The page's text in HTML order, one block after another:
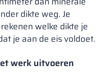
dikte weg. Je
welke dikte je
je aan de eis voldoet.
werk uitvoeren